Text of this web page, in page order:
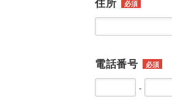
住所 必須
電話番号 必須
-